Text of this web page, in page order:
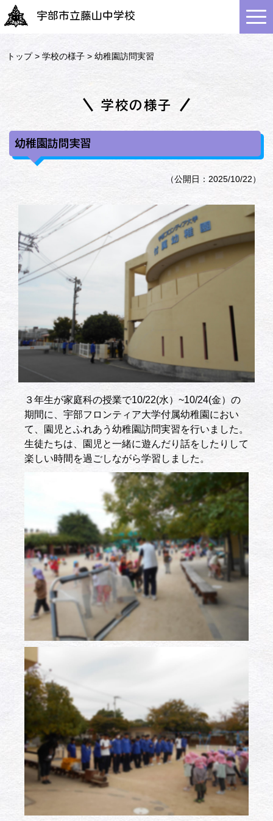
宇部市立藤山中学校
トップ>学校の様子 > 幼稚園訪問実習
学校の様子
幼稚園訪問実習
（公開日：2025/10/22）
３年生が家庭科の授業で10/22(水）~10/24(金）の
期間に、宇部フロンティア大学付属幼稚園におい
て、園児とふれあう幼稚園訪問実習を行いました。
生徒たちは、園児と一緒に遊んだり話をしたりして
楽しい時間を過ごしながら学習しました。